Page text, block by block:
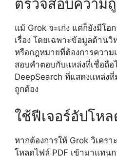
ตรวจสอบความ
แม้ Grok จะเก่ง แต่ก็ยังมีโ
เรื่อง โดยเฉพาะข้อมูลด้าน
หรือกฎหมายที่ต้องการควา
สอบคำตอบกับแหล่งที่เชื่อถือ
DeepSearch ที่แสดงแหล่ง
ถูกต้อง
ใช้ฟีเจอร์อัปโห
หากต้องการให้ Grok วิเครา
โหลดไฟล์ PDF เข้ามาแทน